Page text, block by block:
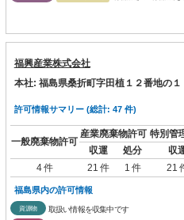
福興産業株式会社
本社: 福島県桑折町字田植１２番地の１
許可情報サマリー (総計: 47 件)
一般廃棄物許可
産業廃棄物許可 特別管
収運
処分 収
4 件
21 件 1 件 21
福島県内の許可情報
資源物 取扱い情報を収集中です